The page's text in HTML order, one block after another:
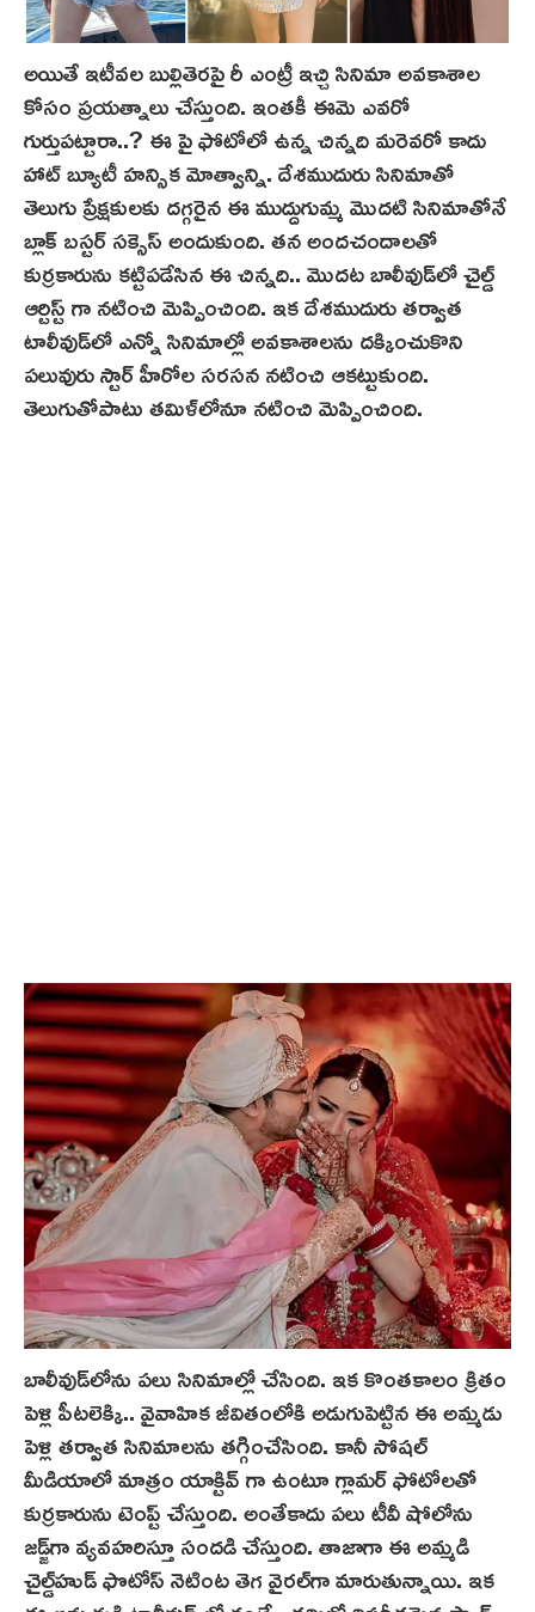
అయితే ఇటీవల బుల్లితెర‌పై రీ ఎంట్రీ ఇచ్చి సినిమా అవకాశాల
కోసం ప్రయత్నాలు చేస్తుంది. ఇంతకీ ఈమె ఎవరో
గుర్తుపట్టారా..? ఈ పై ఫోటోలో ఉన్న చిన్నది మరెవరో కాదు
హాట్ బ్యూటీ హన్సిక మోత్వాన్ని. దేశముదురు సినిమాతో
తెలుగు ప్రేక్షకులకు దగ్గరైన ఈ ముద్దుగుమ్మ మొదటి సినిమాతోనే
బ్లాక్ బస్టర్ సక్సెస్ అందుకుంది. తన అంద‌చందాలతో
కుర్రకారును కట్టిపడేసిన ఈ చిన్నది.. మొదట బాలీవుడ్‌లో చైల్డ్
ఆర్టిస్ట్ గా నటించి మెప్పించింది. ఇక దేశముదురు తర్వాత
టాలీవుడ్‌లో ఎన్నో సినిమాల్లో అవకాశాలను దక్కించుకొని
పలువురు స్టార్ హీరోల సరసన నటించి ఆకట్టుకుంది.
తెలుగుతోపాటు తమిళ్‌లోనూ నటించి మెప్పించింది.
బాలీవుడ్‌లోను ప‌లు సినిమాల్లో చేసింది. ఇక కొంతకాలం క్రితం
పెళ్లి పీటలెక్కి.. వైవాహిక జీవితంలోకి అడుగుపెట్టిన ఈ అమ్మడు
పెళ్లి తర్వాత సినిమాలను తగ్గించేసింది. కానీ సోషల్
మీడియాలో మాత్రం యాక్టివ్ గా ఉంటూ గ్లామర్ ఫోటోలతో
కుర్రకారును టెంప్ట్ చేస్తుంది. అంతేకాదు పలు టీవీ షోలోను
జడ్జ్‌గా వ్యవహరిస్తూ సందడి చేస్తుంది. తాజాగా ఈ అమ్మడి
చైల్డ్‌హుడ్‌ ఫొటోస్ నెటింట‌ తెగ వైరల్‌గా మారుతున్నాయి. ఇక